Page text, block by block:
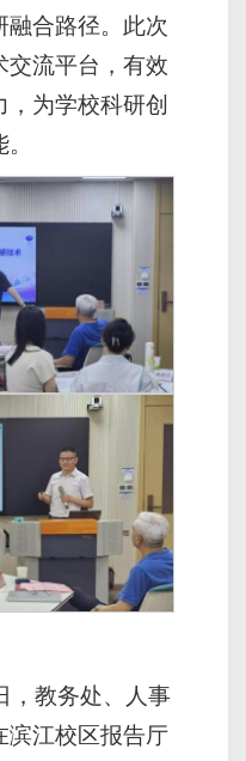
融合路径。此次
交流平台，有效
为学校科研创
，教务处、人事
滨江校区报告厅